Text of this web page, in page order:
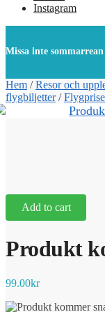
Instagram
Missa inte
Hem /Resor och
flygbiljetter/
Add to cart
Produkt
99.00kr